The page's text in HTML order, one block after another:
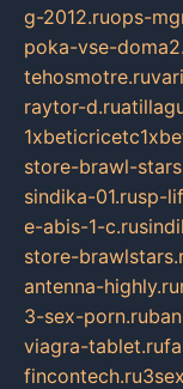
g-2012.ruops-
poka-vse-
tehosmotre.ru
raytor-d.ru
store-brawl-
sindika-01.rusp-
e-abis-1-c.ru
store-
antenna-highly.ru
3-sex-porn.ru
viagra-tablet.ru
fincontech.ru